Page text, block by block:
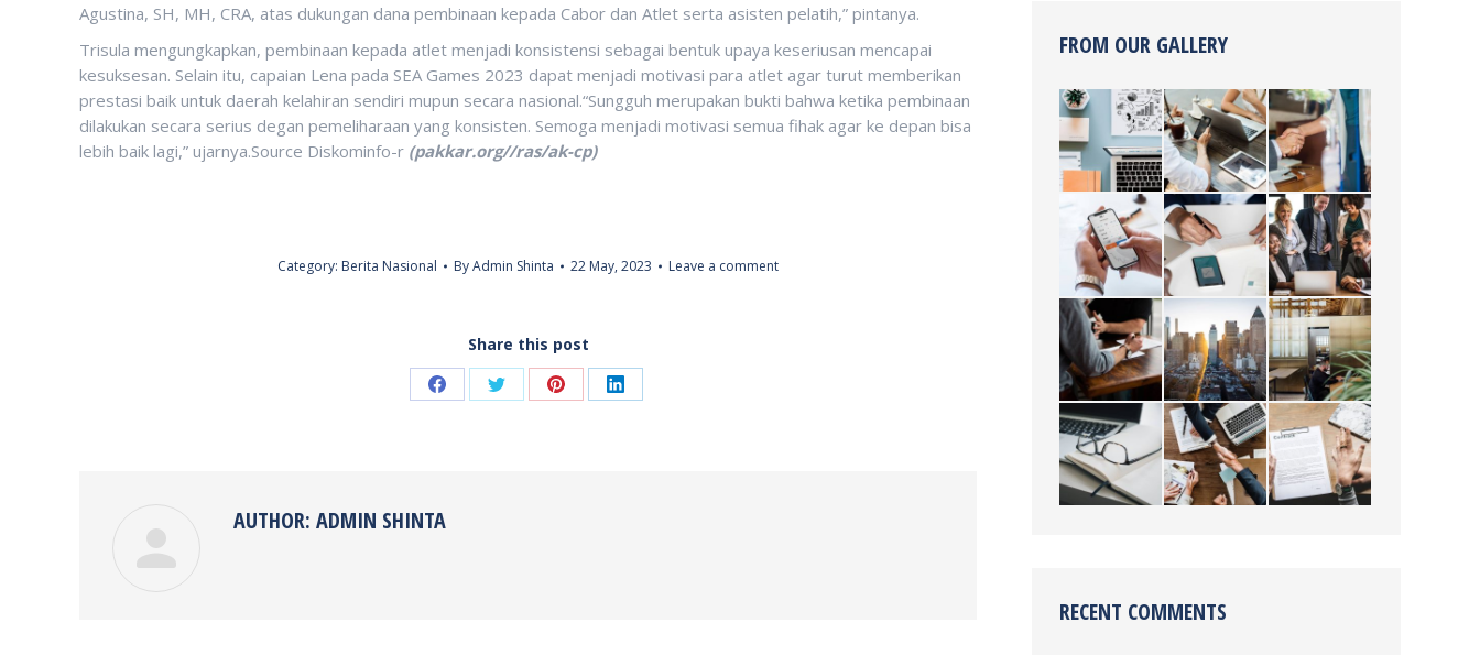
Agustina, SH, MH, CRA, atas dukungan dana pembinaan kepada Cabor dan Atlet serta asisten pelatih,” pintanya.
Trisula mengungkapkan, pembinaan kepada atlet menjadi konsistensi sebagai bentuk upaya keseriusan mencapai
kesuksesan. Selain itu, capaian Lena pada SEA Games 2023 dapat menjadi motivasi para atlet agar turut memberikan
prestasi baik untuk daerah kelahiran sendiri mupun secara nasional.“Sungguh merupakan bukti bahwa ketika pembinaan
dilakukan secara serius degan pemeliharaan yang konsisten. Semoga menjadi motivasi semua fihak agar ke depan bisa
lebih baik lagi,” ujarnya.Source Diskominfo-r (pakkar.org//ras/ak-cp)
Category: Berita Nasional ByAdmin Shinta 22 May, 2023 Leave a comment
Share this post
Share Share Share Share
AUTHOR: ADMIN SHINTA
FROM OUR GALLERY
RECENT COMMENTS